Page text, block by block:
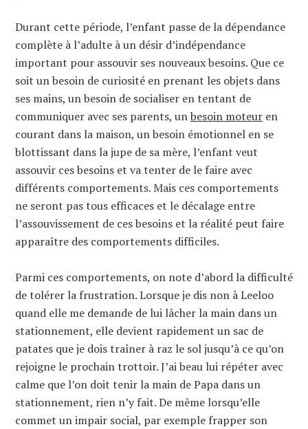
Durant cette période, l’enfant passe de la dépendance
complète à l’adulte à un désir d’indépendance
important pour assouvir ses nouveaux besoins. Que ce
soit un besoin de curiosité en prenant les objets dans
ses mains, un besoin de socialiser en tentant de
communiquer avec ses parents, unbesoin moteur en
courant dans la maison, un besoin émotionnel en se
blottissant dans la jupe de sa mère, l’enfant veut
assouvir ces besoins et va tenter de le faire avec
différents comportements. Mais ces comportements
ne seront pas tous efficaces et le décalage entre
l’assouvissement de ces besoins et la réalité peut faire
apparaître des comportements difficiles.
Parmi ces comportements, on note d’abord la difficulté
de tolérer la frustration. Lorsque je dis non à Leeloo
quand elle me demande de lui lâcher la main dans un
stationnement, elle devient rapidement un sac de
patates que je dois traîner à raz le sol jusqu’à ce qu’on
rejoigne le prochain trottoir. J’ai beau lui répéter avec
calme que l’on doit tenir la main de Papa dans un
stationnement, rien n’y fait. De même lorsqu’elle
commet un impair social, par exemple frapper son